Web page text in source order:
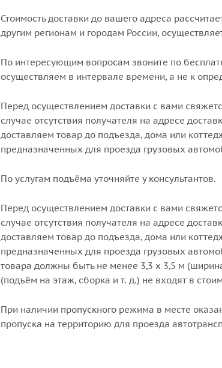
Стоимость доставки до вашего адреса
другим регионам и городам России,
По интересующим вопросам звоните по
осуществляем в интервале времени, а не к
Перед осуществлением доставки с вами
случае отсутствия получателя на адресе
доставляем товар до подъезда, дома или
предназначенных для проезда грузовых
По услугам подъёма уточняйте у консультантов.
Перед осуществлением доставки с вами
случае отсутствия получателя на адресе
доставляем товар до подъезда, дома или
предназначенных для проезда грузовых
товара должны быть не менее 3,3 х 3,5 м
(подъём на этаж, сборка и т. д.) не входят в
При наличии пропускного режима в месте
пропуска на территорию для проезда